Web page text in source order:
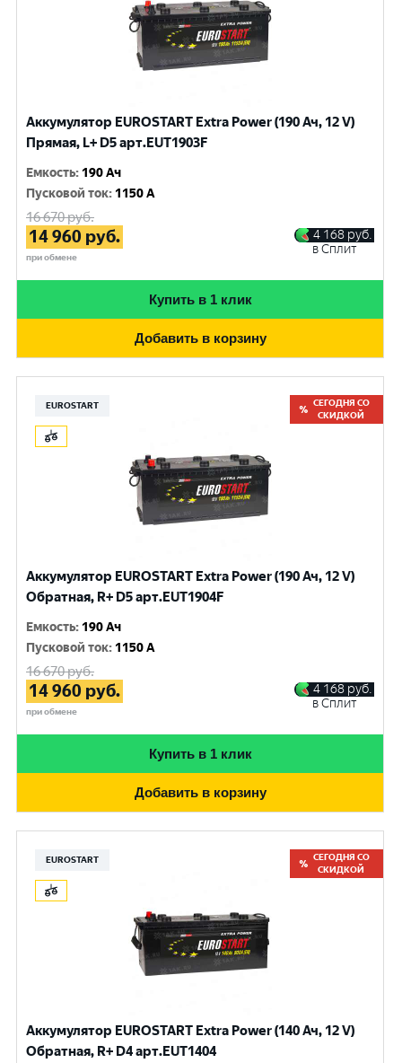
Аккумулятор EUROSTART Extra Power (190 Ач, 12 V)
Прямая, L+ D5 арт.EUT1903F
Емкость: 190 Ач
Пусковой ток: 1150 A
16 670руб.
14 960 руб.
при обмене
4 168 руб.
в Сплит
Купить в 1 клик
Добавить в корзину
EUROSTART
СЕГОДНЯ СО
СКИДКОЙ
Аккумулятор EUROSTART Extra Power (190 Ач, 12 V)
Обратная, R+ D5 арт.EUT1904F
Емкость: 190 Ач
Пусковой ток: 1150 A
16 670руб.
14 960 руб.
при обмене
4 168 руб.
в Сплит
Купить в 1 клик
Добавить в корзину
EUROSTART
СЕГОДНЯ СО
СКИДКОЙ
Аккумулятор EUROSTART Extra Power (140 Ач, 12 V)
Обратная, R+ D4 арт.EUT1404